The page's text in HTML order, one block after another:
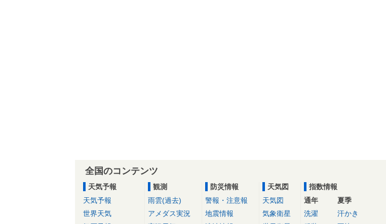
全国のコンテンツ
天気予報
天気予報
世界天気
観測
雨雲(過去)
アメダス実況
防災情報
警報・注意報
地震情報
天気図
天気図
気象衛星
指数情報
通年
洗濯
夏季
汗かき